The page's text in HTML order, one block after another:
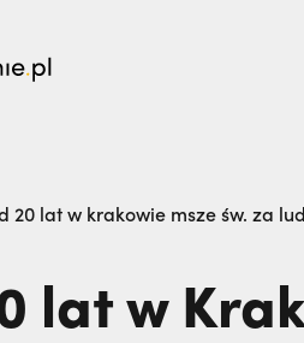
bali się dwóch
20 lat w krakowie msze św. za
lat w